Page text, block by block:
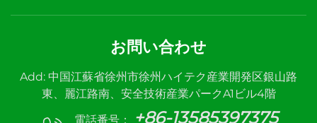
お問い合わせ
Add: 中国江蘇省徐州市徐州ハイテク産業開発区銀山路
東、麗江路南、安全技術産業パークA1ビル4階
電話番号：
+86-13585397375